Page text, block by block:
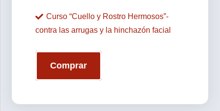
Curso “Cuello y Rostro Hermosos”-
contra las arrugas y la hinchazón facial
Comprar